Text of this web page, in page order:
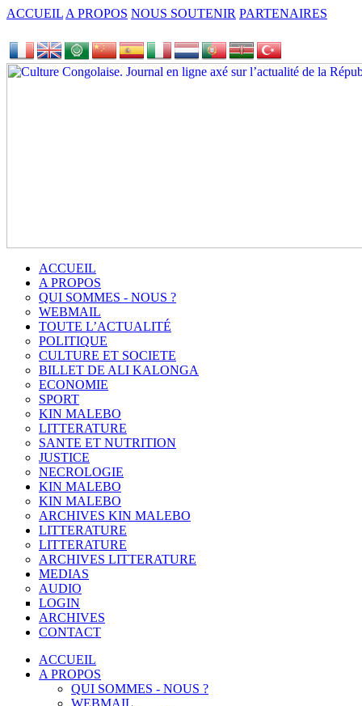
ACCUEIL A PROPOS NOUS SOUTENIR PARTENAIRES
ACCUEIL
A PROPOS
QUI SOMMES - NOUS ?
WEBMAIL
TOUTE L’ACTUALITÉ
POLITIQUE
CULTURE ET SOCIETE
BILLET DE ALI KALONGA
ECONOMIE
SPORT
KIN MALEBO
LITTERATURE
SANTE ET NUTRITION
JUSTICE
NECROLOGIE
KIN MALEBO
KIN MALEBO
ARCHIVES KIN MALEBO
LITTERATURE
LITTERATURE
ARCHIVES LITTERATURE
MEDIAS
AUDIO
LOGIN
ARCHIVES
CONTACT
ACCUEIL
A PROPOS
QUI SOMMES - NOUS ?
WEBMAIL